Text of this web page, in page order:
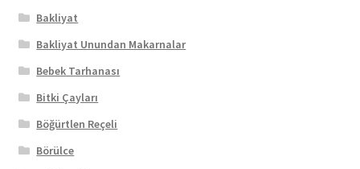
Bakliyat
Bakliyat Unundan Makarnalar
Bebek Tarhanası
Bitki Çayları
Böğürtlen Reçeli
Börülce